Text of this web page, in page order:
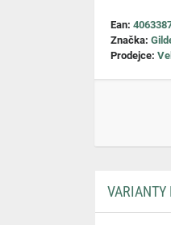
Ean:
Značka:
Prodejce:
VARIANTY